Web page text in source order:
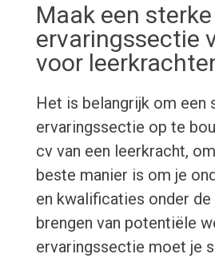
Maak een sterke
ervaringssectie
voor
Het is belangrijk om een
ervaringssectie op te
cv van een leerkracht,
beste manier is om je
en kwalificaties onder de
brengen van potentiële
ervaringssectie moet je